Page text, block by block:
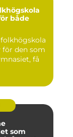
både
den som
få
som